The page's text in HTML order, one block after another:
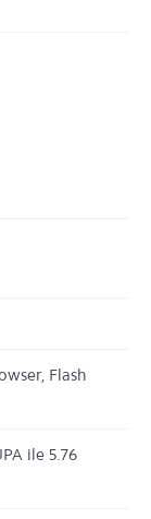
Flash
ile 5.76